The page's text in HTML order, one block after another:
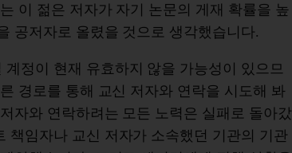
이 젊은 저자가 자기 논문의 게재 확률을 높
공저자로 올렸을 것으로 생각했습니다.
정이 현재 유효하지 않을 가능성이 있으므
경로를 통해 교신 저자와 연락을 시도해 봐
자와 연락하려는 모든 노력은 실패로 돌아갔
책임자나 교신 저자가 소속했던 기관의 기관